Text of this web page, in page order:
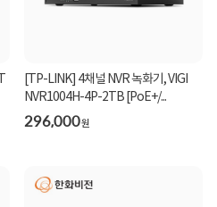
[TP-LINK] 4채널 NVR 녹화기, VIGI
NVR1004H-4P-2TB [PoE+/...
296,000원